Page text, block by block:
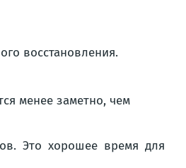
восстановления.
менее заметно, чем
Это хорошее время для